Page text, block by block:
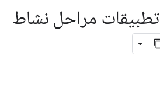
مراحل نشاط